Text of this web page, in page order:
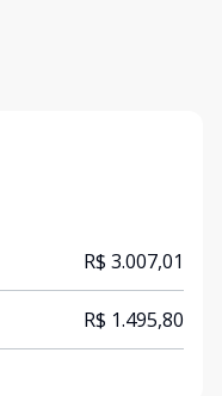
R$ 3.007,01
R$ 1.495,80